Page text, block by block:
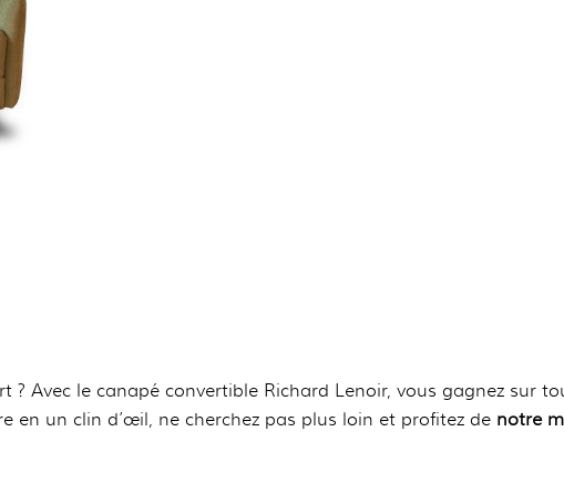
? Avec le canapé convertible Richard Lenoir, vous gagnez sur
en un clin d’œil, ne cherchez pas plus loin et profitez de notre